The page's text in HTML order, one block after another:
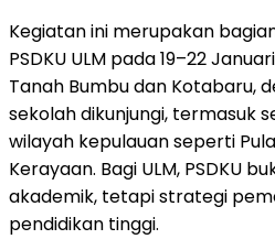
Kegiatan ini merupakan
PSDKU ULM pada 19–22
Tanah Bumbu dan Kotabaru,
sekolah dikunjungi, termasuk
wilayah kepulauan seperti
Kerayaan. Bagi ULM, PSDKU
akademik, tetapi strategi
pendidikan tinggi.